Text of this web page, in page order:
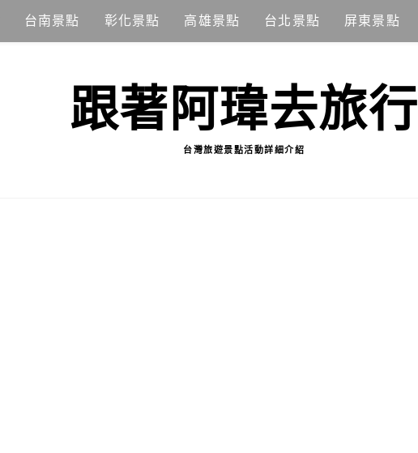
台南景點 彰化景點 高雄景點 台北景點 屏東景點
跟著阿瑋去旅行
台灣旅遊景點活動詳細介紹